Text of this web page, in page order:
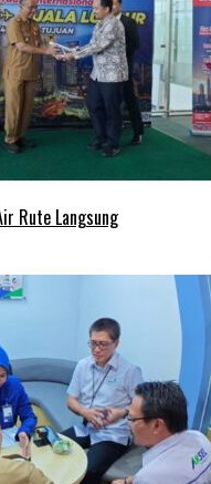
Rute Langsung